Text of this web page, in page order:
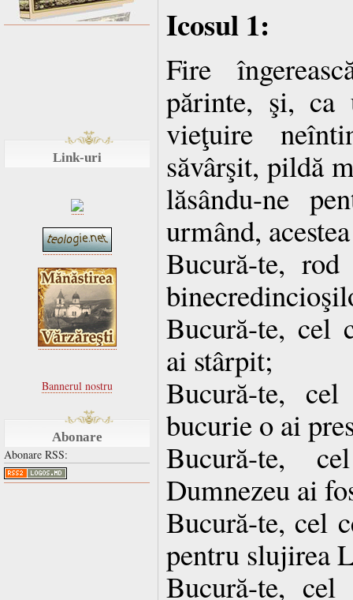
Link-uri
Bannerul nostru
Abonare
Abonare RSS:
Icosul 1:
Fire
părinte, şi,
vieţuire
săvârşit, pildă
lăsându-ne
urmând,
Bucură-te,
Bucură-te, cel
ai stârpit;
Bucură-te,
bucurie o ai
Bucură-te,
Dumnezeu ai
Bucură-te, cel
pentru slujirea
Bucură-te,